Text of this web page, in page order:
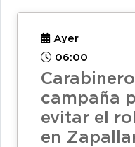
Ayer
06:00
campaña
evitar el
en